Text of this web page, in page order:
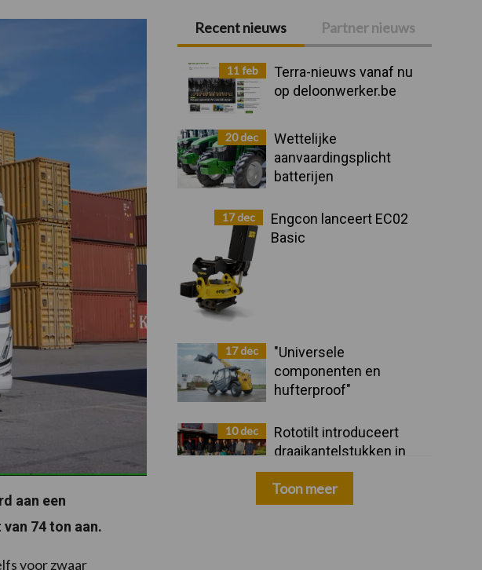
aan een
74 ton aan.
voor zwaar
Primaire
Sidebar
Recent nieuws Partner nieuws
11 feb
Terra-nieuws vanaf nu
op deloonwerker.be
20 dec
Wettelijke
aanvaardingsplicht
batterijen
17 dec
Engcon lanceert EC02
Basic
17 dec
"Universele
componenten en
hufterproof"
10 dec
Rototilt introduceert
draaikantelstukken in
drie nieuwe landen
Toon meer